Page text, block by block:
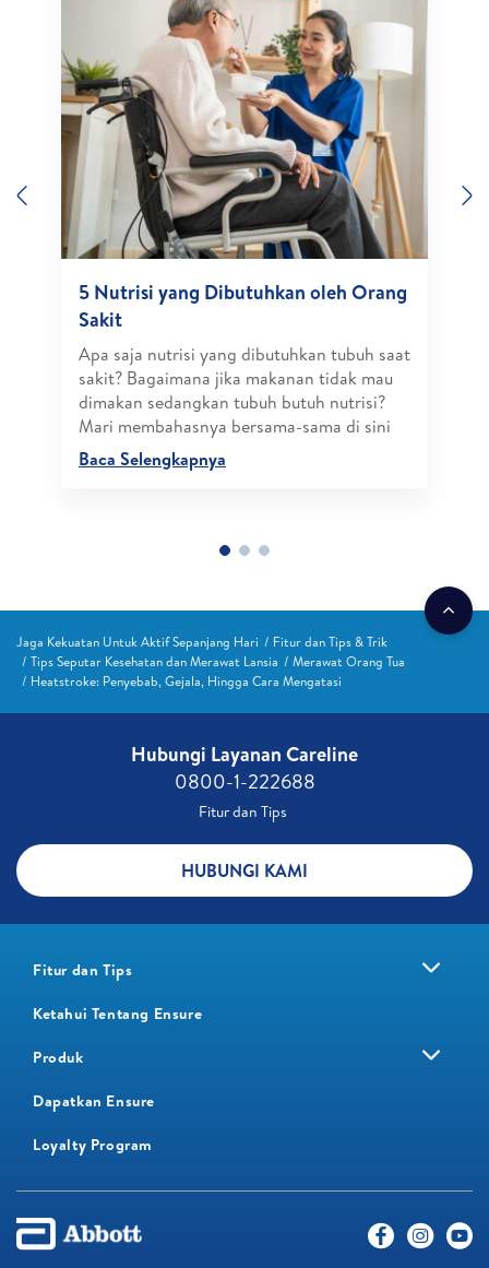
Previous
5 Nutrisi yang Dibutuhkan oleh Orang
Sakit
Apa saja nutrisi yang dibutuhkan tubuh saat
sakit? Bagaimana jika makanan tidak mau
dimakan sedangkan tubuh butuh nutrisi?
Mari membahasnya bersama-sama di sini
Baca Selengkapnya
Jaga Kekuatan Untuk Aktif Sepanjang Hari
Fitur dan Tips & Trik
Tips Seputar Kesehatan dan Merawat Lansia
Merawat Orang Tua
Heatstroke: Penyebab, Gejala, Hingga Cara Mengatasi
Hubungi Layanan Careline​
0800-1-222688​
Fitur dan Tips ​
HUBUNGI KAMI
Fitur dan Tips
Ketahui Tentang Ensure
Produk
Dapatkan Ensure
Loyalty Program​